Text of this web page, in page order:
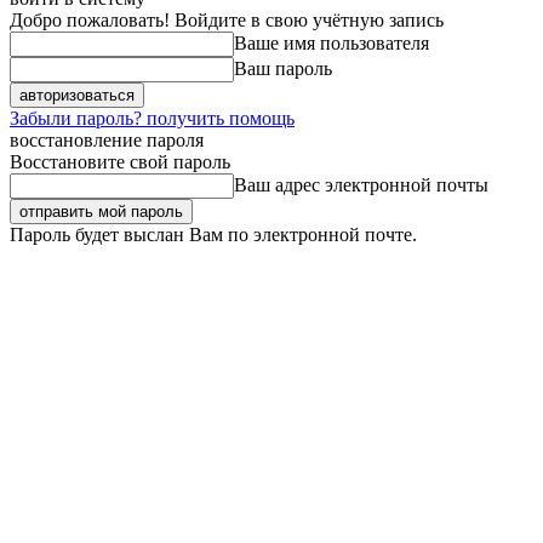
Добро пожаловать! Войдите в свою учётную запись
Ваше имя пользователя
Ваш пароль
Забыли пароль? получить помощь
восстановление пароля
Восстановите свой пароль
Ваш адрес электронной почты
Пароль будет выслан Вам по электронной почте.